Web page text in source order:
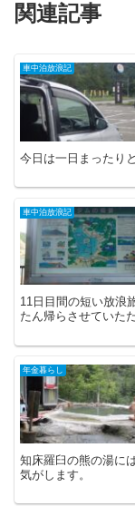
関連記事
車中泊放浪記
今日は一日まったりと
車中泊放浪記
11日目間の短い放浪
たん帰らさせていた
年金暮らし
知床羅臼の熊の湯に
気がします。